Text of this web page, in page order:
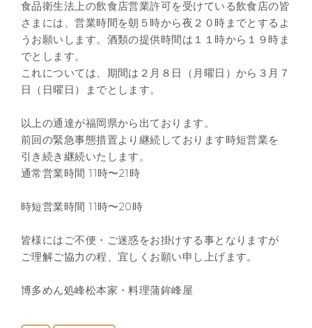
食品衛生法上の飲食店営業許可を受けている飲食店の皆
さまには、営業時間を朝５時から夜２０時までとするよ
うお願いします。酒類の提供時間は１１時から１９時ま
でとします。
これについては、期間は２月８日（月曜日）から３月７
日（日曜日）までとします。
以上の通達が福岡県から出ております。
前回の緊急事態措置より継続しております時短営業を
引き続き継続いたします。
通常営業時間 11時〜21時
時短営業時間 11時〜20時
皆様にはご不便・ご迷惑をお掛けする事となりますが
ご理解ご協力の程、宜しくお願い申し上げます。
博多めん処峰松本家・料理蒲鉾峰屋